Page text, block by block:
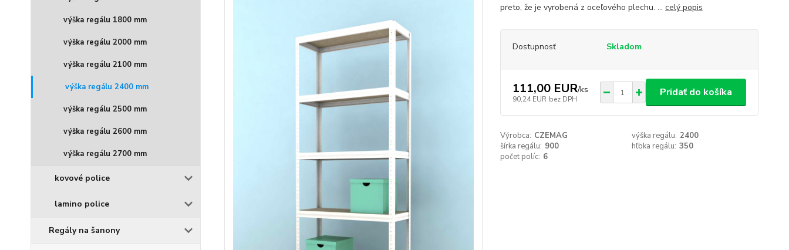
výška regálu 1800 mm
výška regálu 2000 mm
výška regálu 2100 mm
výška regálu 2400 mm
výška regálu 2500 mm
výška regálu 2600 mm
výška regálu 2700 mm
kovové police
lamino police
Regály na šanony
preto, že je vyrobená z oceľového plechu. ... celý popis
Dostupnosť Skladom
111,00 EUR/ks
90,24 EUR bez DPH
Pridať do košíka
Výrobca: CZEMAG výška regálu: 2400
šírka regálu: 900 hľbka regálu: 350
počet políc: 6